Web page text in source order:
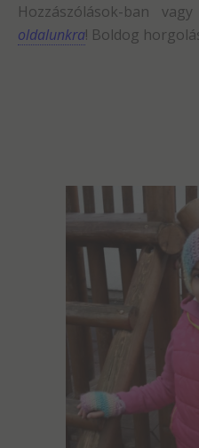
Hozzászólások-ban
oldalunkra! Boldog